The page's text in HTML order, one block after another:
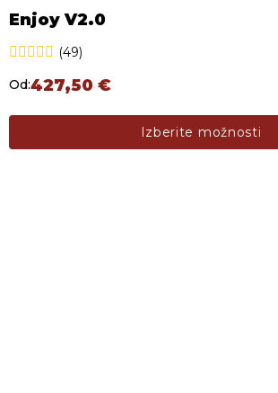
Enjoy V2.0
(49)
Od:427,50 €
Izberite možnosti
Ta izdelek ima več različic. Možnosti